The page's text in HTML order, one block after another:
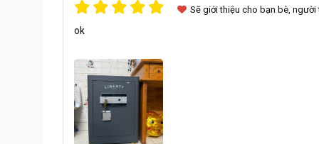
Két sắt Liberty LB50S được thiết kế hình chữ nhật
cứng cao, với độ dày của cánh 10ly, thân 6ly
dạng vân tay có thêm mật mã bấm số, két còn
ngay khi gặp sự cố
Khả năng an toàn của két sắt được áp dụng công
xoay. Chốt an toàn dày đặc gồm 05 chốt inox Ø30
trước của két được làm từ thép tấm dày 10ly giúp
Khả năng chống cháy của két nhờ được trang bị
Sẽ giới thiệu cho bạn bè, người
ok